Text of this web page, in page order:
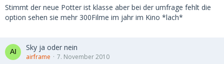
Stimmt der neue Potter ist klasse aber bei der umfrage fehlt die
option sehen sie mehr 300Filme im jahr im Kino *lach*
Sky ja oder nein
airframe 7. November 2010